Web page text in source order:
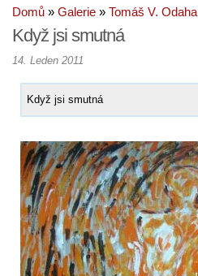
Domů » Galerie » Tomáš V. Odaha
Když jsi smutná
14. Leden 2011
Když jsi smutná